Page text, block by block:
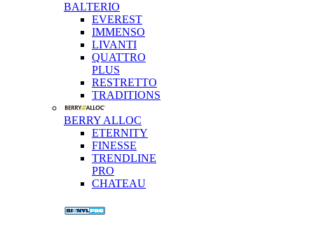
BALTERIO
EVEREST
IMMENSO
LIVANTI
QUATTRO
PLUS
RESTRETTO
TRADITIONS
BERRY ALLOC
ETERNITY
FINESSE
TRENDLINE
PRO
CHATEAU